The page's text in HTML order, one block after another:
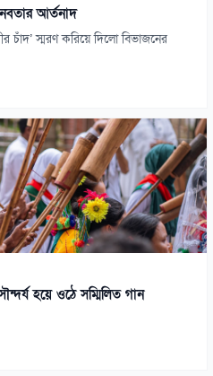
আর্তনাদ
চাঁদ’ স্মরণ করিয়ে দিলো বিভাজনের
হয়ে ওঠে সম্মিলিত গান